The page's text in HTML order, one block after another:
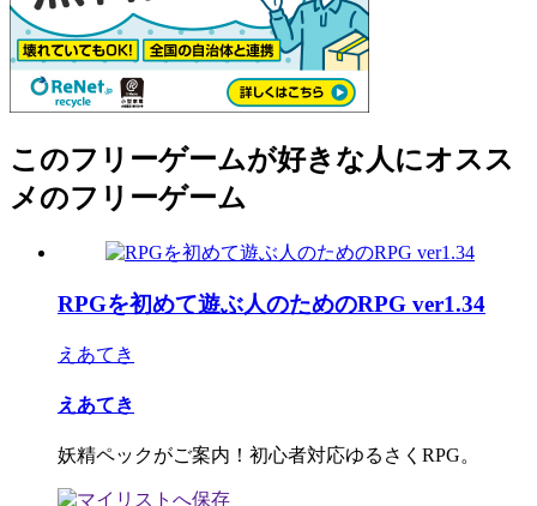
このフリーゲームが好きな人にオスス
メのフリーゲーム
RPGを初めて遊ぶ人のためのRPG ver1.34
えあてき
えあてき
妖精ペックがご案内！初心者対応ゆるさくRPG。